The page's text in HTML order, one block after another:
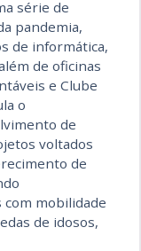
série de
pandemia,
de informática,
de oficinas
e Clube
o
de
voltados
de
mobilidade
de idosos,